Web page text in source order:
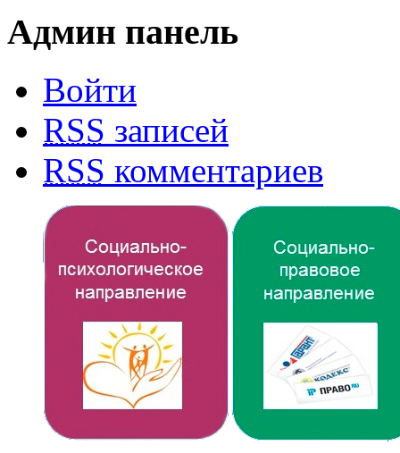
Админ панель
Войти
RSS записей
RSS комментариев